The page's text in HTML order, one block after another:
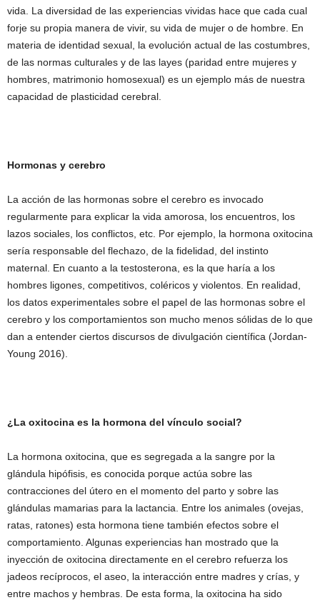
vida. La diversidad de las experiencias vividas hace que cada cual
forje su propia manera de vivir, su vida de mujer o de hombre. En
materia de identidad sexual, la evolución actual de las costumbres,
de las normas culturales y de las layes (paridad entre mujeres y
hombres, matrimonio homosexual) es un ejemplo más de nuestra
capacidad de plasticidad cerebral.
Hormonas y cerebro
La acción de las hormonas sobre el cerebro es invocado
regularmente para explicar la vida amorosa, los encuentros, los
lazos sociales, los conflictos, etc. Por ejemplo, la hormona oxitocina
sería responsable del flechazo, de la fidelidad, del instinto
maternal. En cuanto a la testosterona, es la que haría a los
hombres ligones, competitivos, coléricos y violentos. En realidad,
los datos experimentales sobre el papel de las hormonas sobre el
cerebro y los comportamientos son mucho menos sólidas de lo que
dan a entender ciertos discursos de divulgación científica (Jordan-
Young 2016).
¿La oxitocina es la hormona del vínculo social?
La hormona oxitocina, que es segregada a la sangre por la
glándula hipófisis, es conocida porque actúa sobre las
contracciones del útero en el momento del parto y sobre las
glándulas mamarias para la lactancia. Entre los animales (ovejas,
ratas, ratones) esta hormona tiene también efectos sobre el
comportamiento. Algunas experiencias han mostrado que la
inyección de oxitocina directamente en el cerebro refuerza los
jadeos recíprocos, el aseo, la interacción entre madres y crías, y
entre machos y hembras. De esta forma, la oxitocina ha sido